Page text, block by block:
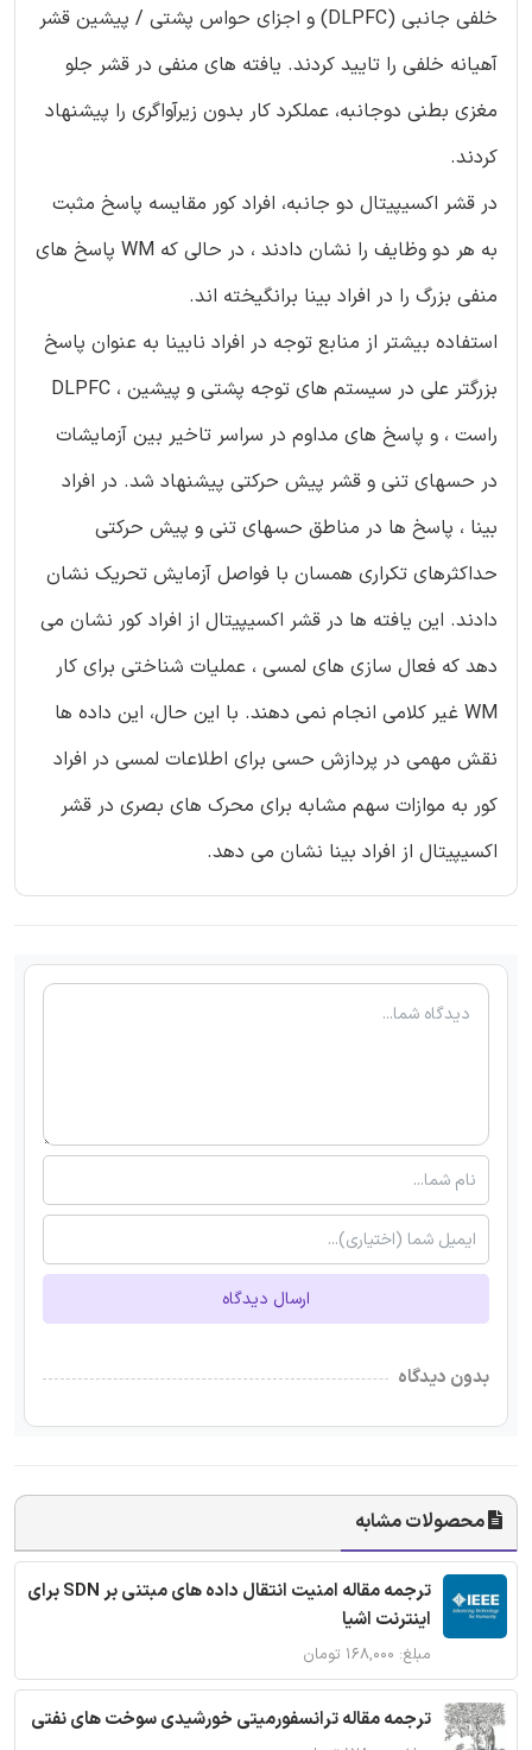
خلفی جانبی (DLPFC) و اجزای حواس پشتی / پیشین قشر
آهیانه خلفی را تایید کردند. یافته های منفی در قشر جلو
مغزی بطنی دوجانبه، عملکرد کار بدون زیرآواگری را پیشنهاد
کردند.
در قشر اکسیپیتال دو جانبه، افراد کور مقایسه پاسخ مثبت
به هر دو وظایف را نشان دادند ، در حالی که WM پاسخ های
منفی بزرگ را در افراد بینا برانگیخته اند.
استفاده بیشتر از منابع توجه در افراد نابینا به عنوان پاسخ
بزرگتر علی در سیستم های توجه پشتی و پیشین ، DLPFC
راست ، و پاسخ های مداوم در سراسر تاخیر بین آزمایشات
در حسهای تنی و قشر پیش حرکتی پیشنهاد شد. در افراد
بینا ، پاسخ ها در مناطق حسهای تنی و پیش حرکتی
حداکثرهای تکراری همسان با فواصل آزمایش تحریک نشان
دادند. این یافته ها در قشر اکسیپیتال از افراد کور نشان می
دهد که فعال سازی های لمسی ، عملیات شناختی برای کار
WM غیر کلامی انجام نمی دهند. با این حال، این داده ها
نقش مهمی در پردازش حسی برای اطلاعات لمسی در افراد
کور به موازات سهم مشابه برای محرک های بصری در قشر
اکسیپیتال از افراد بینا نشان می دهد.
ارسال دیدگاه
بدون دیدگاه
محصولات مشابه
ترجمه مقاله امنیت انتقال داده های مبتنی بر SDN برای
اینترنت اشیا
مبلغ: ۱۶۸,۰۰۰ تومان
ترجمه مقاله ترانسفورمیتی خورشیدی سوخت های نفتی